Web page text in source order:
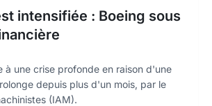
intensifiée : Boeing sous
à une crise profonde en raison d'une
depuis plus d'un mois, par le
(IAM).